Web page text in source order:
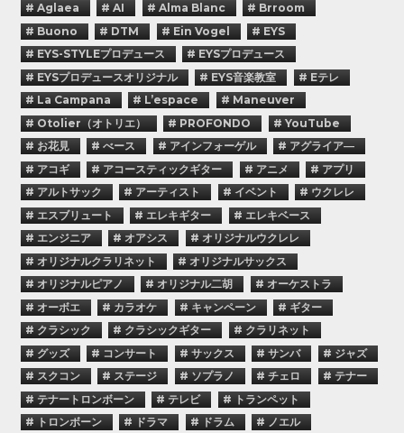
# Aglaea
# AI # Alma Blanc
# Brroom
# Buono
# DTM # Ein Vogel
# EYS
# EYS-STYLEプロデュース
# EYSプロデュース
# EYSプロデュースオリジナル
# EYS音楽教室
# Eテレ
# La Campana
# L’espace
# Maneuver
# Otolier（オトリエ）
# PROFONDO
# YouTube
# お花見
# べース # アインフォーゲル
# アグライア―
# アコギ
# アコースティックギター # アニメ
# アプリ
# アルトサック
# アーティスト # イベント
# ウクレレ
# エスブリュート
# エレキギター
# エレキベース
# エンジニア
# オアシス
# オリジナルウクレレ
# オリジナルクラリネット
# オリジナルサックス
# オリジナルピアノ
# オリジナル二胡
# オーケストラ
# オーボエ
# カラオケ # キャンペーン
# ギター
# クラシック
# クラシックギター
# クラリネット
# グッズ
# コンサート # サックス # サンバ
# ジャズ
# スクコン
# ステージ # ソプラノ # チェロ
# テナー
# テナートロンボーン
# テレビ
# トランペット
# トロンボーン
# ドラマ # ドラム
# ノエル